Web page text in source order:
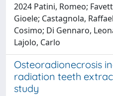
2024 Patini, Romeo;
Gioele; Castagnola,
Cosimo; Di Gennaro,
Lajolo, Carlo
Osteoradionecrosis
radiation teeth
study